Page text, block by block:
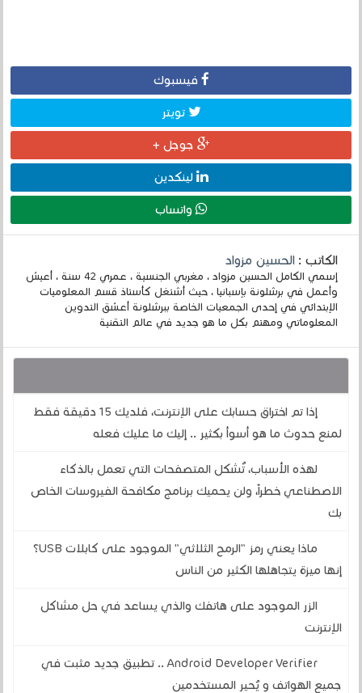
فيسبوك
تويتر
جوجل +
لينكدين
واتساب
الكاتب :الحسين مزواد
إسمي الكامل الحسين مزواد ، مغربي الجنسية ، عمري 42 سنة ، أعيش
وأعمل في برشلونة بإسبانيا ، حيث أشتغل كأستاذ قسم المعلوميات
الإبتدائي في إحدى الجمعيات الخاصة ببرشلونة أعشق التدوين
المعلوماتي ومهتم بكل ما هو جديد في عالم التقنية
إذا تم اختراق حسابك على الإنترنت، فلديك 15 دقيقة فقط
لمنع حدوث ما هو أسوأ بكثير .. إليك ما عليك فعله
لهذه الأسباب، تُشكل المتصفحات التي تعمل بالذكاء
الاصطناعي خطراً، ولن يحميك برنامج مكافحة الفيروسات الخاص
بك
ماذا يعني رمز "الرمح الثلاثي" الموجود على كابلات USB؟
إنها ميزة يتجاهلها الكثير من الناس
الزر الموجود على هاتفك والذي يساعد في حل مشاكل
الإنترنت
Android Developer Verifier .. تطبيق جديد مثبت في
جميع الهواتف و يُحير المستخدمين